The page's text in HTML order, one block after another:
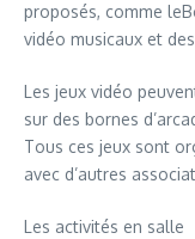
proposés, comme
vidéo musicaux et
Les jeux vidéo
sur des bornes
Tous ces jeux sont
avec d’autres
Les activités en salle